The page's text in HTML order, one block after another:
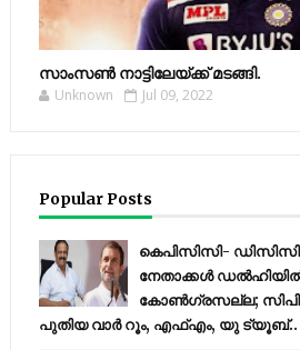
സാംസണ്‍ നാട്ടിലേയ്‌ക്ക് മടങ്ങി.
Unknown Jul 09, 2022
Popular Posts
കെപിസിസി-
നേതാക്കൾ
കോണ്‍ഗ്രസല്ല;
പുതിയ വാര്‍ റൂം, എഫ്‌എം, യു ട്യൂബ്..